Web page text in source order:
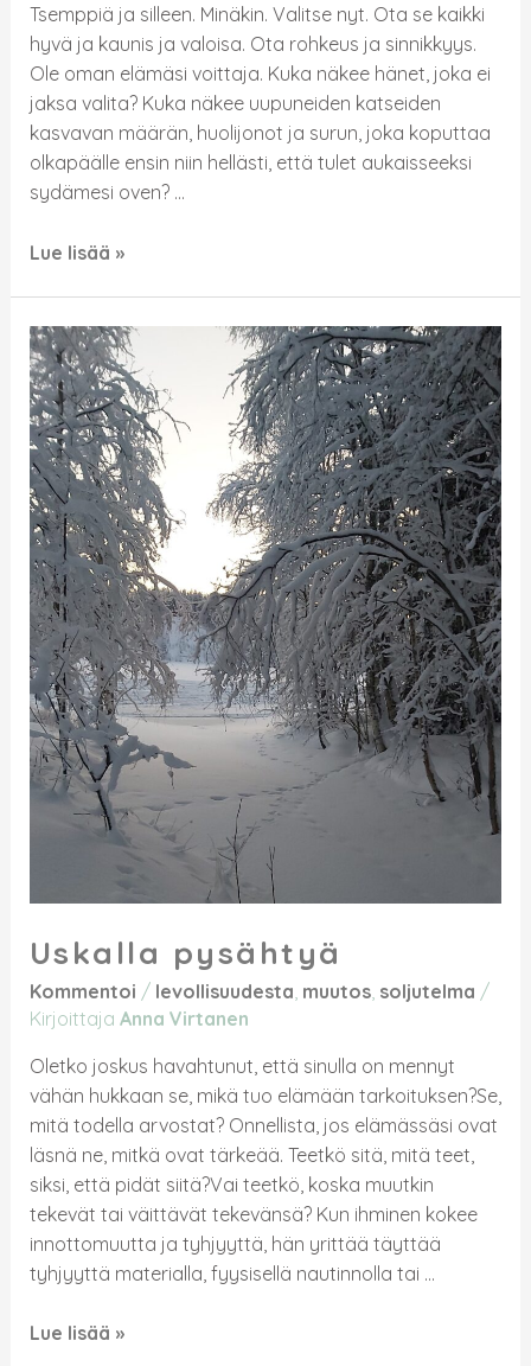
Tsemppiä ja silleen. Minäkin. Valitse nyt. Ota se kaikki
hyvä ja kaunis ja valoisa. Ota rohkeus ja sinnikkyys.
Ole oman elämäsi voittaja. Kuka näkee hänet, joka ei
jaksa valita? Kuka näkee uupuneiden katseiden
kasvavan määrän, huolijonot ja surun, joka koputtaa
olkapäälle ensin niin hellästi, että tulet aukaisseeksi
sydämesi oven? …
Lue lisää »
Uskalla pysähtyä
Kommentoi / levollisuudesta muutos, soljutelma /
Kirjoittaja Anna Virtanen
Oletko joskus havahtunut, että sinulla on mennyt
vähän hukkaan se, mikä tuo elämään tarkoituksen?Se,
mitä todella arvostat? Onnellista, jos elämässäsi ovat
läsnä ne, mitkä ovat tärkeää. Teetkö sitä, mitä teet,
siksi, että pidät siitä?Vai teetkö, koska muutkin
tekevät tai väittävät tekevänsä? Kun ihminen kokee
innottomuutta ja tyhjyyttä, hän yrittää täyttää
tyhjyyttä materialla, fyysisellä nautinnolla tai …
Lue lisää »